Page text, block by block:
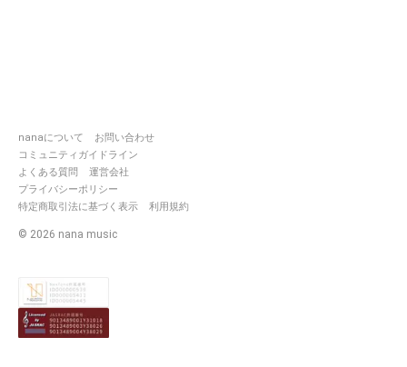
nanaについて
お問い合わせ
コミュニティガイドライン
よくある質問
運営会社
プライバシーポリシー
特定商取引法に基づく表示
利用規約
© 2026 nana music